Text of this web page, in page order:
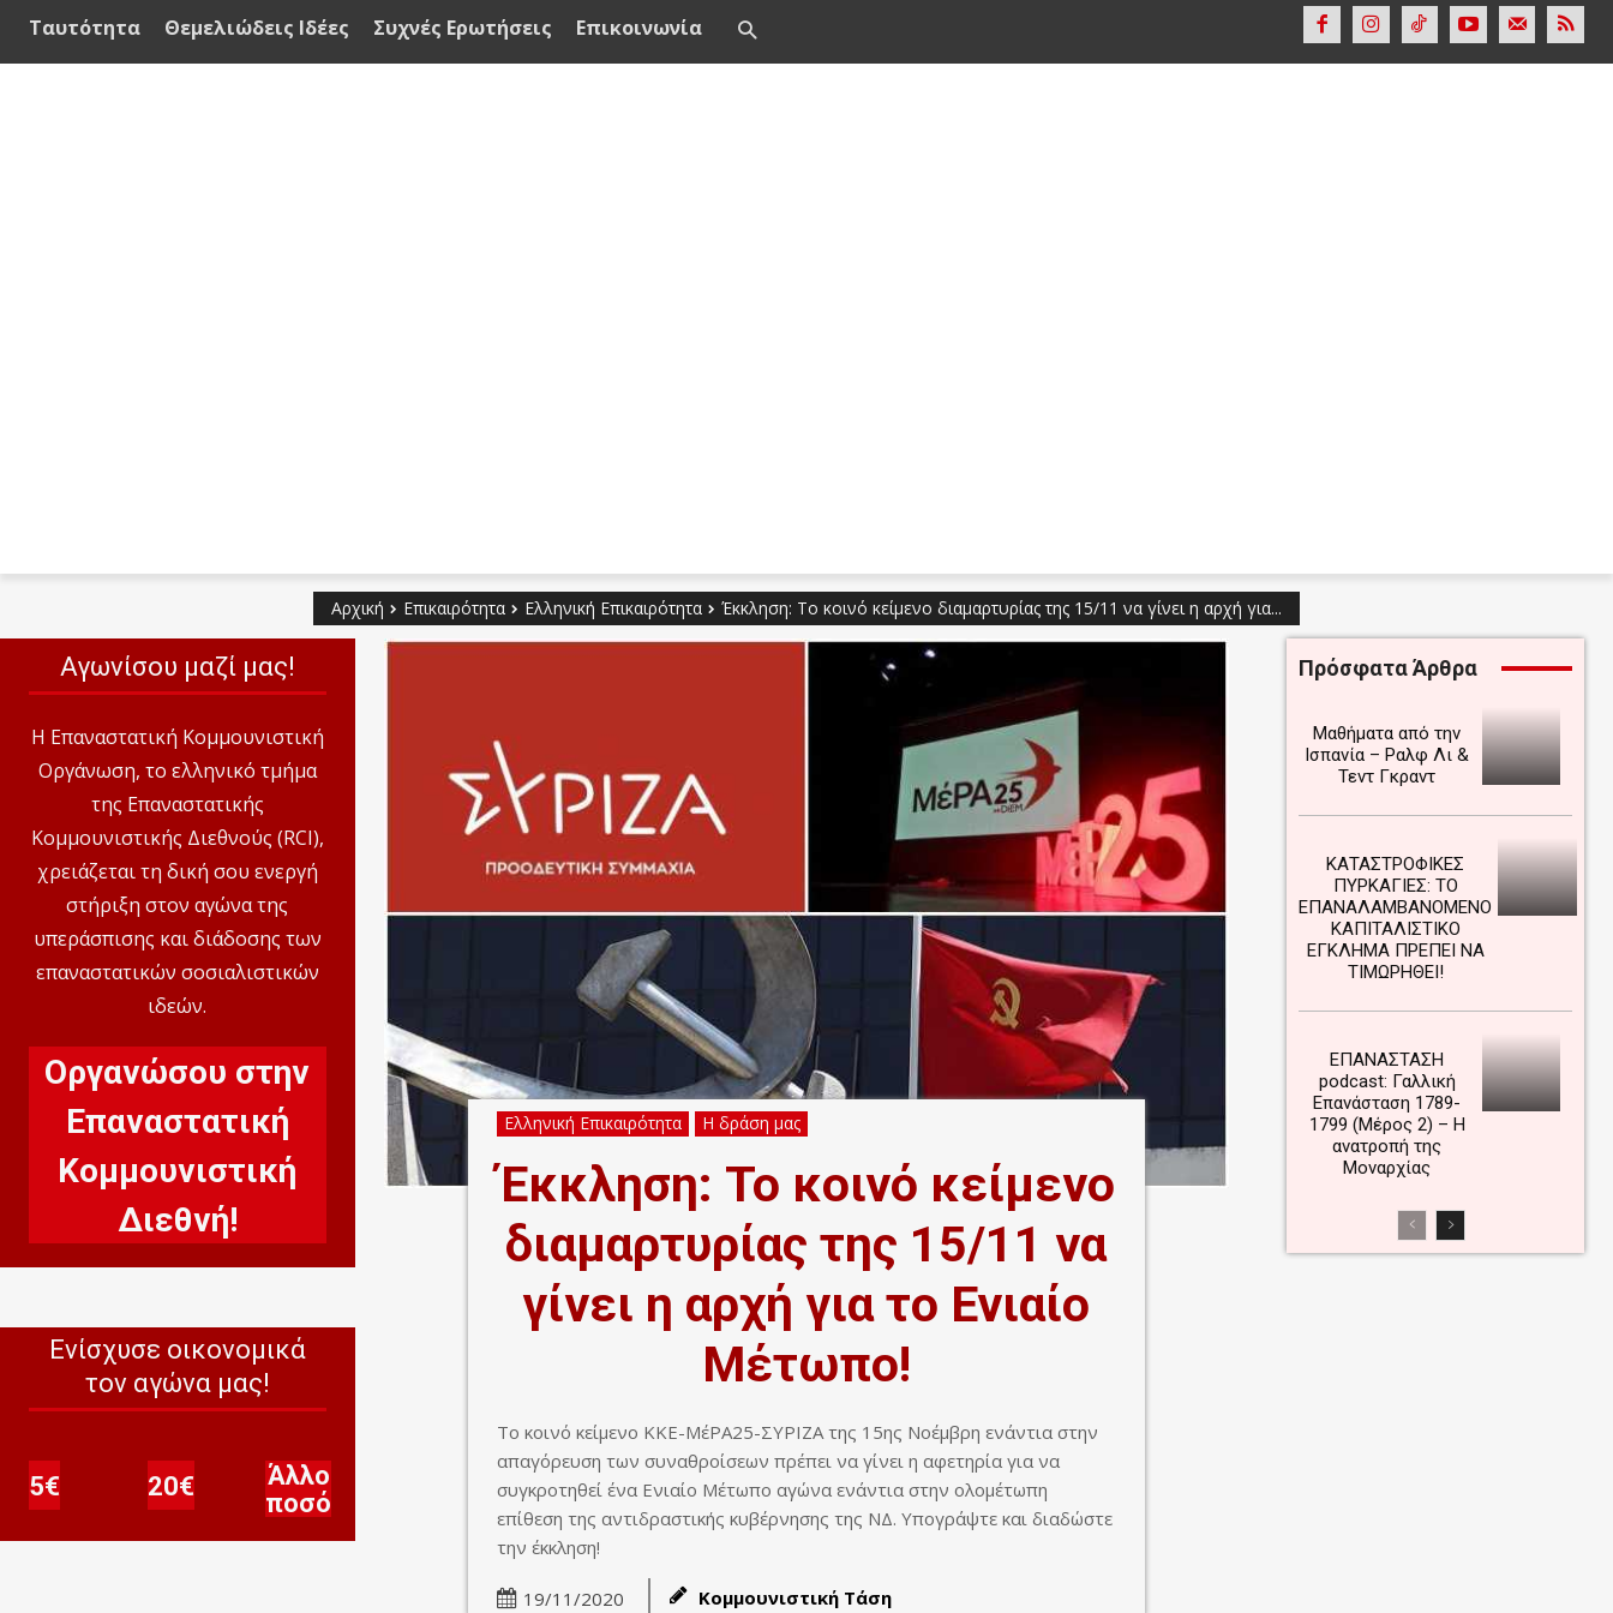
Ταυτότητα Θεμελιώδεις Ιδέες Συχνές Ερωτήσεις Επικοινωνία
Αρχική Επικαιρότητα Ελληνική Επικαιρότητα Έκκληση: Το κοινό κείμενο διαμαρτυρίας της 15/11 να γίνει η αρχή για...
Αγωνίσου μαζί μας!
Η Επαναστατική Κομμουνιστική
Οργάνωση, το ελληνικό τμήμα
της Επαναστατικής
Κομμουνιστικής Διεθνούς (RCI),
χρειάζεται τη δική σου ενεργή
στήριξη στον αγώνα της
υπεράσπισης και διάδοσης των
επαναστατικών σοσιαλιστικών
ιδεών.
Οργανώσου στην
Επαναστατική
Κομμουνιστική
Διεθνή!
Ενίσχυσε οικονομικά
τον αγώνα μας!
5€ 20€
Άλλο
ποσό
Ελληνική Επικαιρότητα Η δράση μας
Έκκληση: Το κοινό κείμενο
διαμαρτυρίας της 15/11 να
γίνει η αρχή για το Ενιαίο
Μέτωπο!
Το κοινό κείμενο ΚΚΕ-ΜέΡΑ25-ΣΥΡΙΖΑ της 15ης Νοέμβρη ενάντια στην
απαγόρευση των συναθροίσεων πρέπει να γίνει η αφετηρία για να
συγκροτηθεί ένα Ενιαίο Μέτωπο αγώνα ενάντια στην ολομέτωπη
επίθεση της αντιδραστικής κυβέρνησης της ΝΔ. Υπογράψτε και διαδώστε
την έκκληση!
19/11/2020 Κομμουνιστική Τάση
Πρόσφατα Άρθρα
Μαθήματα από την
Ισπανία – Ραλφ Λι &
Τεντ Γκραντ
ΚΑΤΑΣΤΡΟΦΙΚΕΣ
ΠΥΡΚΑΓΙΕΣ: ΤΟ
ΕΠΑΝΑΛΑΜΒΑΝΟΜΕΝΟ
ΚΑΠΙΤΑΛΙΣΤΙΚΟ
ΕΓΚΛΗΜΑ ΠΡΕΠΕΙ ΝΑ
ΤΙΜΩΡΗΘΕΙ!
ΕΠΑΝΑΣΤΑΣΗ
podcast: Γαλλική
Επανάσταση 1789-
1799 (Μέρος 2) – Η
ανατροπή της
Μοναρχίας